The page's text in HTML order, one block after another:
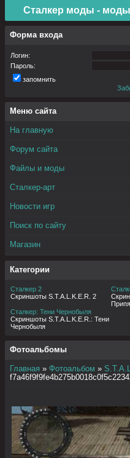
Сталкер моды - моды
Форма входа
Логин:
Пароль:
запомнить
Меню сайта
На главную
Форум сайта
Файлы и моды
Сталкер-арт
Новости игр
Поиск по сайту
Магазин
Категории
Сталкер 2
Скриншоты S.T.A.L.K.E.R. 2
Сталкер: Тени Чернобыля
Скриншоты S.T.A.L.K.E.R.: Тени
Чернобыля
Фотоальбомы
Главная » Фотоальбом »